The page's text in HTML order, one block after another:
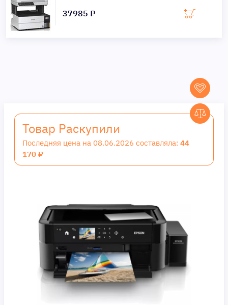
37985 ₽
Товар Раскупили
Последняя цена на 08.06.2026 составляла: 44
170 ₽